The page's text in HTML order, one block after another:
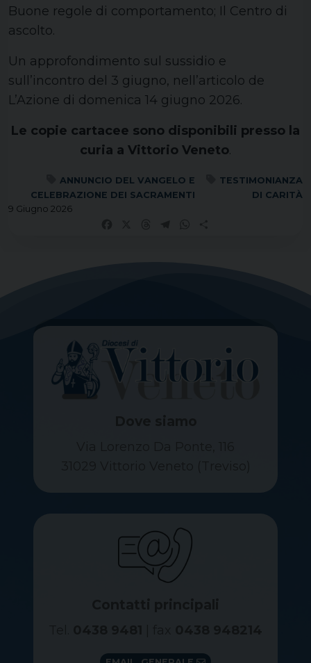
Buone regole di comportamento; Il Centro di
ascolto.
Un approfondimento sul sussidio e
sull’incontro del 3 giugno, nell’articolo de
L’Azione di domenica 14 giugno 2026.
Le copie cartacee sono disponibili presso la
curia a Vittorio Veneto.
ANNUNCIO DEL VANGELO E
CELEBRAZIONE DEI SACRAMENTI
TESTIMONIANZA
DI CARITÀ
9 Giugno 2026